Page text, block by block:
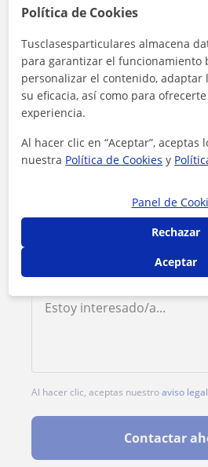
Contacta con Wybrand
Tarifa
1ª clase gratis
Al hacer clic, aceptas nuestroaviso legal
Contactar
Política de Cookies
Tusclasesparticulares almacena
para garantizar el funcionamiento
personalizar el contenido, adaptar
su eficacia, así como para
experiencia.
Al hacer clic en “Aceptar”, aceptas
nuestra Política de Cookies y
Panel de
Rechazar
Aceptar